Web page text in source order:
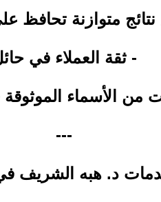
متوازنة تحافظ
- ثقة العملاء في
الأسماء
---
د. هبه الشريف